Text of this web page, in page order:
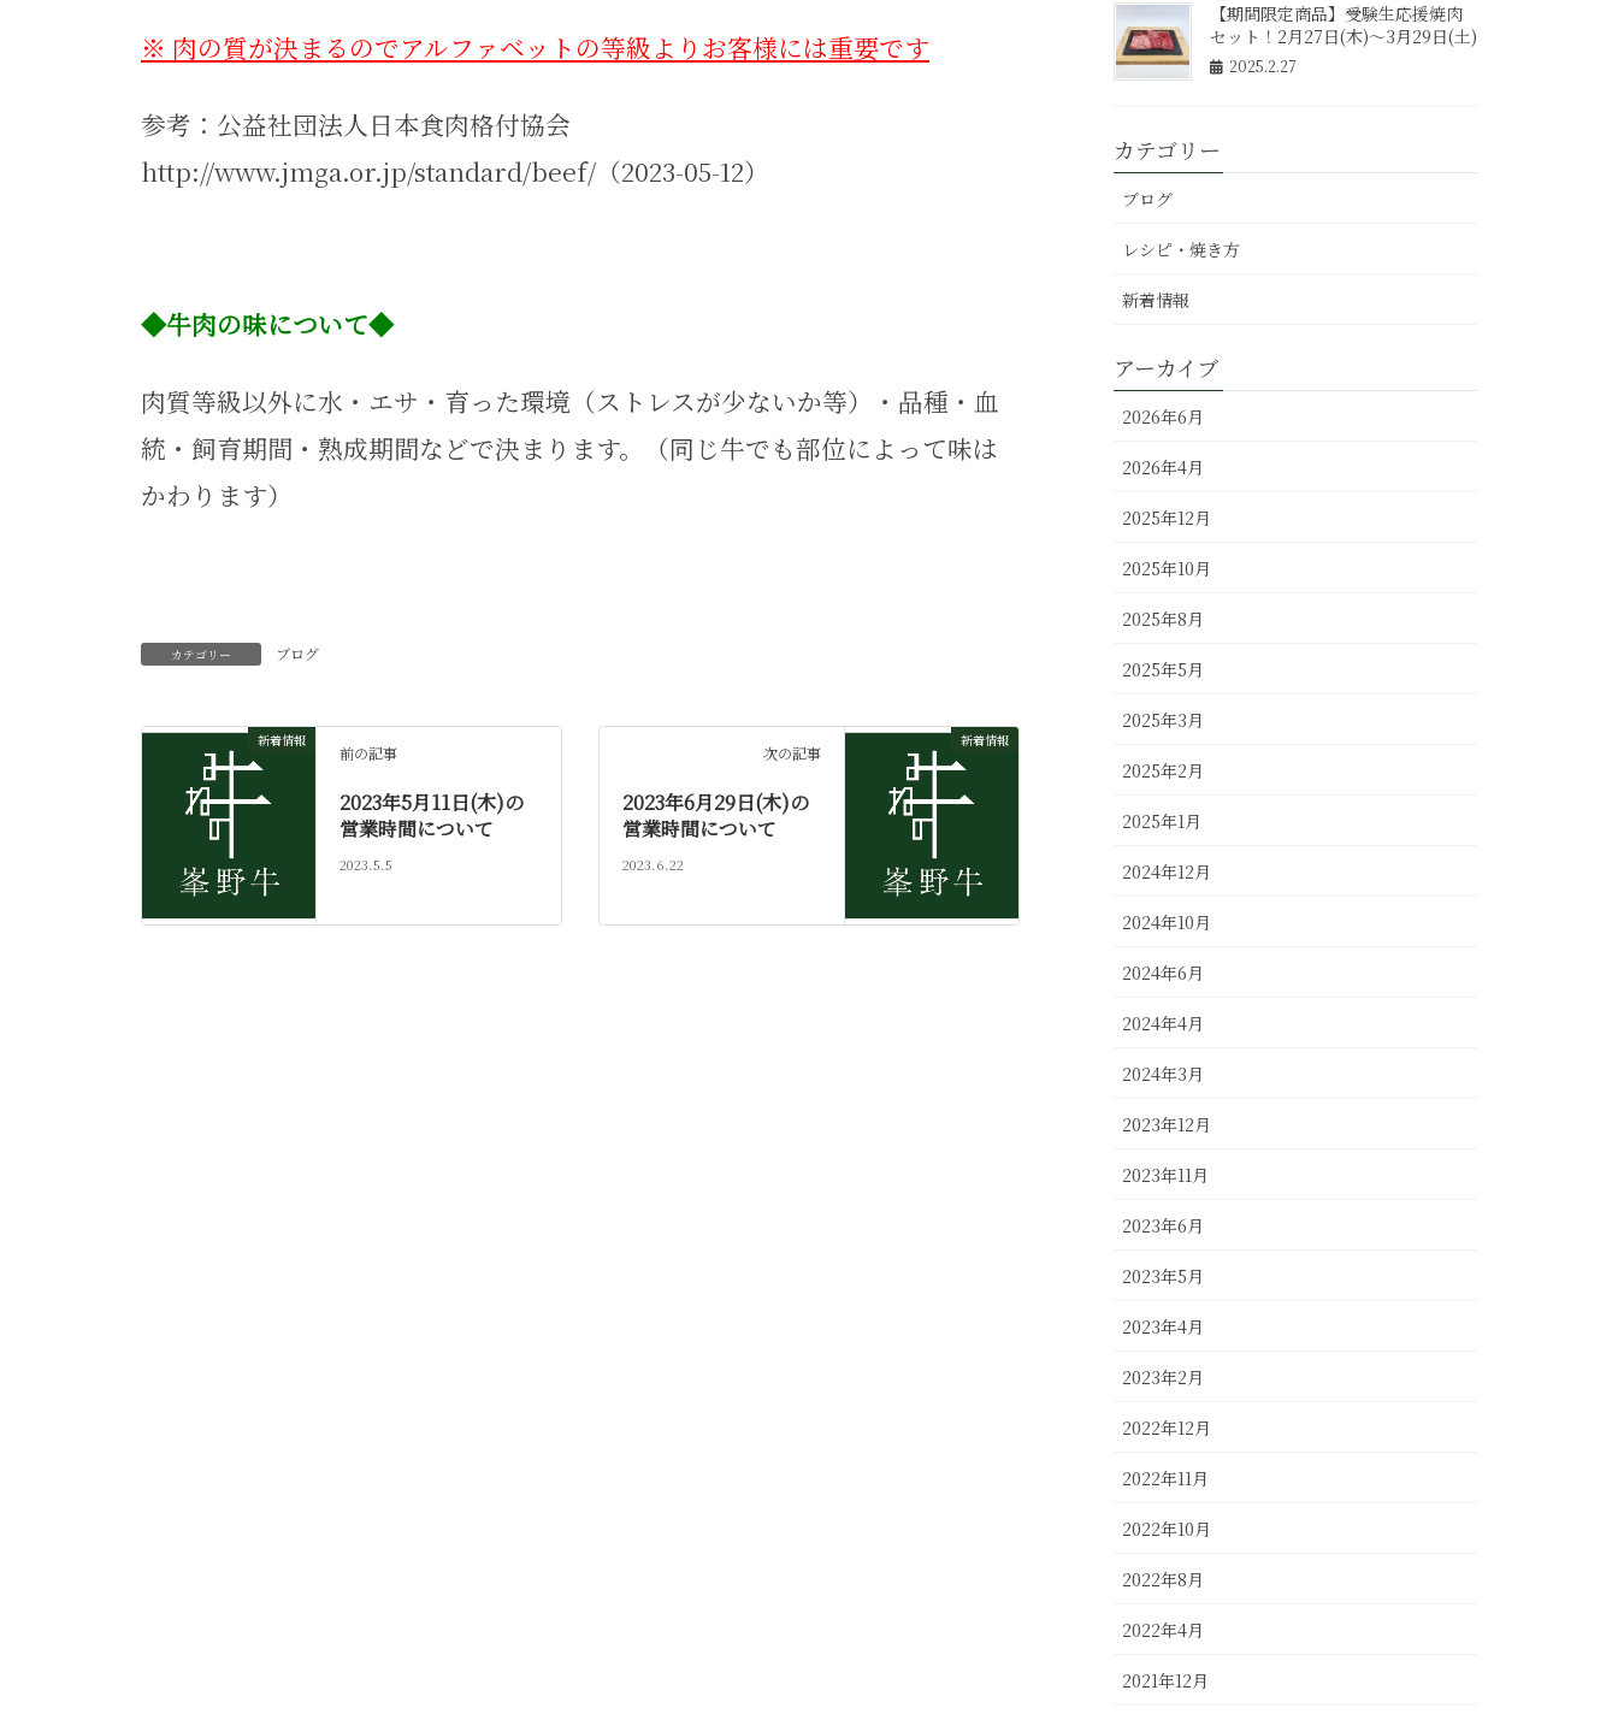
※ 肉の質が決まるのでアルファベットの等級よりお客様には重要です
参考：公益社団法人日本食肉格付協会
http://www.jmga.or.jp/standard/beef/（2023-05-12）
◆牛肉の味について◆
肉質等級以外に水・エサ・育った環境（ストレスが少ないか等）・品種・血
統・飼育期間・熟成期間などで決まります。（同じ牛でも部位によって味は
かわります）
カテゴリー ブログ
新着情報
前の記事
2023年5月11日(木)の
営業時間について
2023.5.5
新着情報
次の記事
2023年6月29日(木)の
営業時間について
2023.6.22
【期間限定商品】受験生応援焼肉
セット！2月27日(木)～3月29日(土)
2025.2.27
カテゴリー
ブログ
レシピ・焼き方
新着情報
アーカイブ
2026年6月
2026年4月
2025年12月
2025年10月
2025年8月
2025年5月
2025年3月
2025年2月
2025年1月
2024年12月
2024年10月
2024年6月
2024年4月
2024年3月
2023年12月
2023年11月
2023年6月
2023年5月
2023年4月
2023年2月
2022年12月
2022年11月
2022年10月
2022年8月
2022年4月
2021年12月